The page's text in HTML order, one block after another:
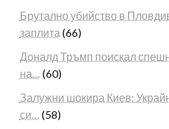
Брутално убийство в
заплита (66)
Доналд Тръмп поискал
на… (60)
Залужни шокира Киев:
си… (58)